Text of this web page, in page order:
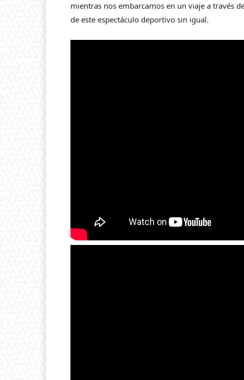
mientras nos embarcamos en un viaje a través
de este espectáculo deportivo sin igual.